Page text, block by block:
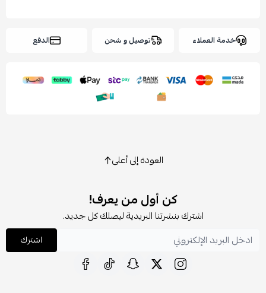
خدمة العملاء توصيل و شحن الدفع
العودة إلى أعلى
كن أول من يعرف!
اشترك بنشرتنا البريدية ليصلك كل جديد.
اشترك